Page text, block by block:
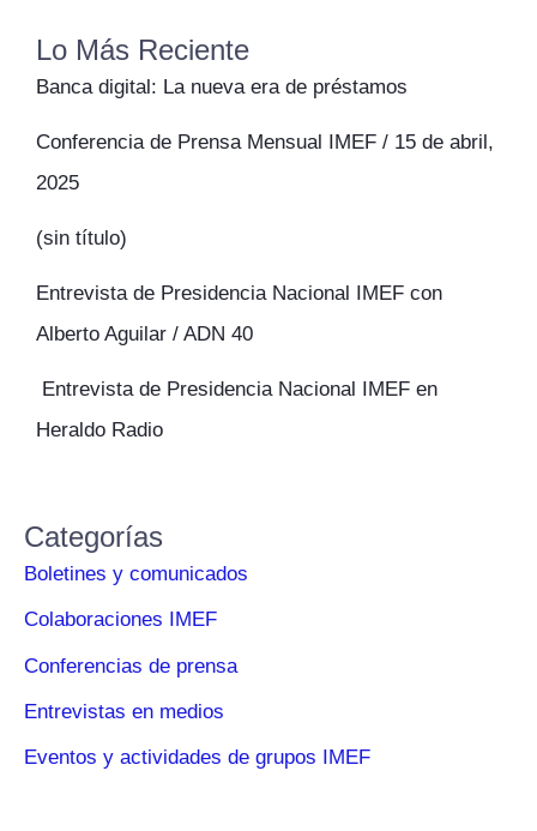
Lo Más Reciente
Banca digital: La nueva era de préstamos
Conferencia de Prensa Mensual IMEF / 15 de abril,
2025
(sin título)
Entrevista de Presidencia Nacional IMEF con
Alberto Aguilar / ADN 40
Entrevista de Presidencia Nacional IMEF en
Heraldo Radio
Categorías
Boletines y comunicados
Colaboraciones IMEF
Conferencias de prensa
Entrevistas en medios
Eventos y actividades de grupos IMEF